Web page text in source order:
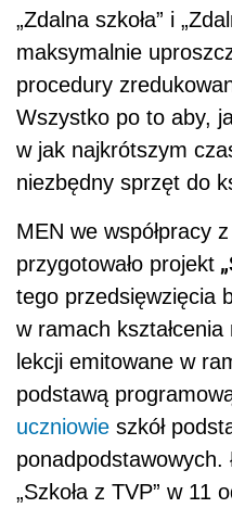
„Zdalna szkoła” i
maksymalnie
procedury
Wszystko po to aby,
w jak najkrótszym
niezbędny sprzęt do
MEN we współpracy
przygotowało projekt
tego przedsięwzięcia
w ramach kształcenia
lekcji emitowane w
podstawą
uczniowie szkół
„Szkoła z TVP” w 11